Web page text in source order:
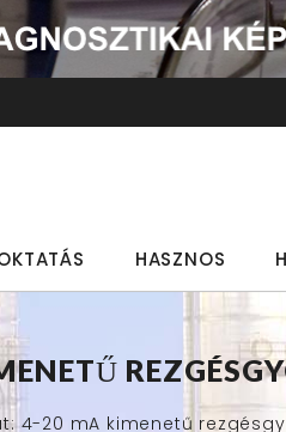
HASZNOS
4-20 mA kimenetű